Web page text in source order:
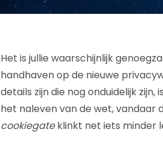
Het is jullie waarschijnlijk
handhaven op de nieuwe
details zijn die nog onduidelijk
het naleven van de wet, vandaar
cookiegateklinkt net iets minder